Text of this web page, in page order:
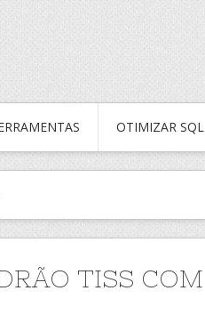
OTIMIZAR SQL
TISS COM